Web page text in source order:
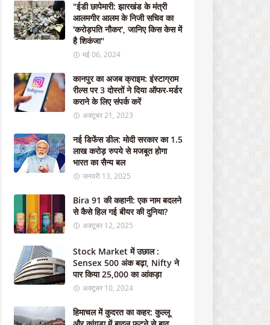
ल
म
के
नि
चि
व
का
'
रो
ड़
प
ति
क
र
'
,
जा
नि
ए
कि
स
स
में
"ईडी छापेमारी: झारखंड के मंत्री
आलमगीर आलम के निजी सचिव का
'करोड़पति नौकर', जानिए किस केस में
है शिकंजा"
मई 06, 2024
कानपुर का अजब क्राइम: इंस्टाग्राम
रील्स पर 3 दोस्तों ने दिया ऑफर-मर्डर
कराने के लिए संपर्क करें
अक्टूबर 21, 2023
नई डिफेंस डील: मोदी सरकार का 1.5
लाख करोड़ रुपये से मजबूत होगा
भारत का सैन्य बल
जनवरी 13, 2025
Bira 91 की कहानी: एक नाम बदलने
से कैसे हिल गई बीयर की दुनिया?
अक्टूबर 12, 2025
Stock Market में उछाल :
Sensex 500 अंक बढ़ा, Nifty ने
पार किया 25,000 का आंकड़ा
अक्टूबर 10, 2024
हिमाचल में कुदरत का कहर: कुल्लू